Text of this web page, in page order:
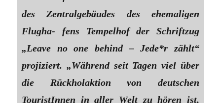
des Zentralgebäudes des ehemaligen
Flugha- fens Tempelhof der Schriftzug
„Leave no one behind – Jede*r zählt“
projiziert. „Während seit Tagen viel über
die Rückholaktion von deutschen
TouristInnen in aller Welt zu hören ist,